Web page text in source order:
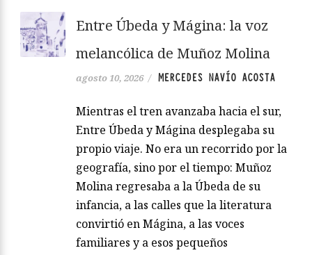
Entre Úbeda y Mágina: la voz
melancólica de Muñoz Molina
agosto 10, 2026 / MERCEDES NAVÍO ACOSTA
Mientras el tren avanzaba hacia el sur,
Entre Úbeda y Mágina desplegaba su
propio viaje. No era un recorrido por la
geografía, sino por el tiempo: Muñoz
Molina regresaba a la Úbeda de su
infancia, a las calles que la literatura
convirtió en Mágina, a las voces
familiares y a esos pequeños